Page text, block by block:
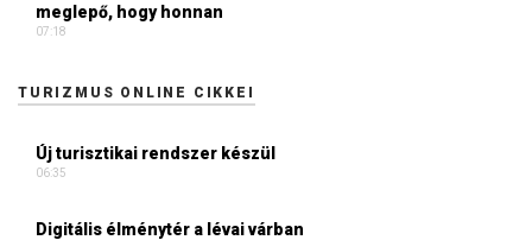
meglepő, hogy honnan
07:18
TURIZMUS ONLINE CIKKEI
Új turisztikai rendszer készül
06:35
Digitális élménytér a lévai várban